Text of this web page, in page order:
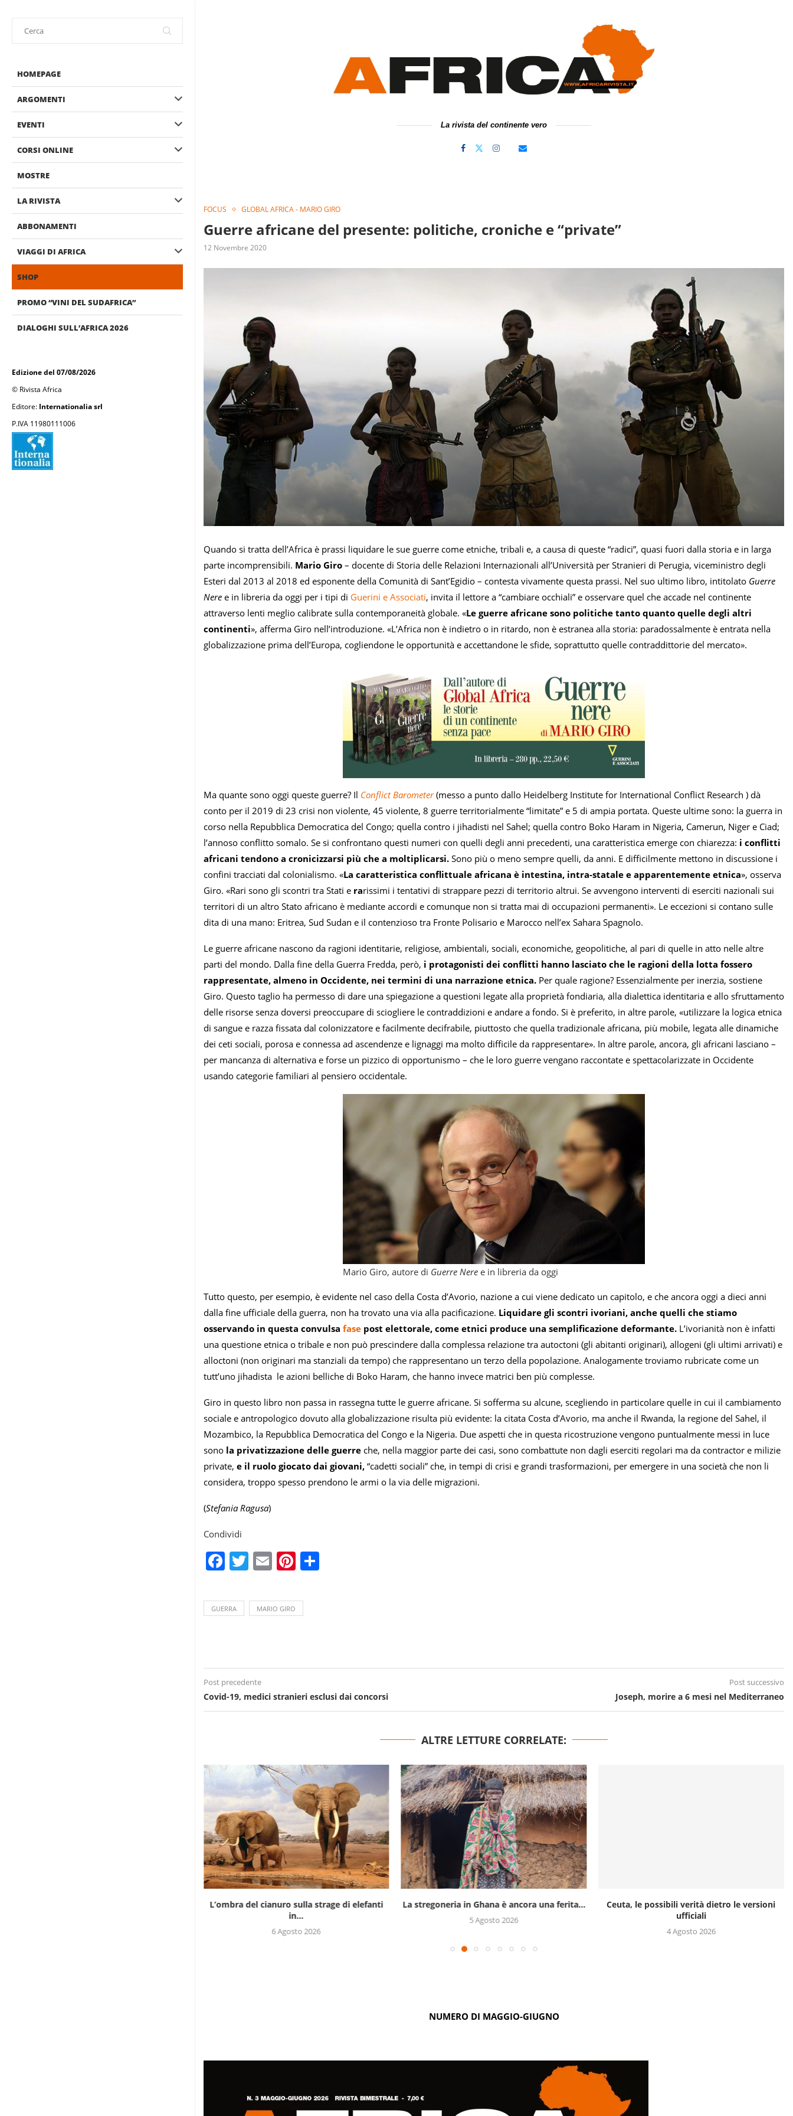
HOMEPAGE
ARGOMENTI
EVENTI
CORSI ONLINE
MOSTRE
LA RIVISTA
ABBONAMENTI
VIAGGI DI AFRICA
SHOP
PROMO “VINI DEL SUDAFRICA”
DIALOGHI SULL’AFRICA 2026
Edizione del 07/08/2026
© Rivista Africa
Editore: Internationalia srl
P.IVA 11980111006
La rivista del continente vero
FOCUS GLOBAL AFRICA - MARIO GIRO
Guerre africane del presente: politiche, croniche e “private”
12 Novembre 2020
Quando si tratta dell’Africa è prassi liquidare le sue guerre come etniche, tribali e, a causa di queste “radici”, quasi fuori dalla storia e in larga
parte incomprensibili. Mario Giro – docente di Storia delle Relazioni Internazionali all’Università per Stranieri di Perugia, viceministro degli
Esteri dal 2013 al 2018 ed esponente della Comunità di Sant’Egidio – contesta vivamente questa prassi. Nel suo ultimo libro, intitolato Guerre
Nere e in libreria da oggi per i tipi di Guerini e Associati, invita il lettore a “cambiare occhiali” e osservare quel che accade nel continente
attraverso lenti meglio calibrate sulla contemporaneità globale. «Le guerre africane sono politiche tanto quanto quelle degli altri
continenti», afferma Giro nell’introduzione. «L’Africa non è indietro o in ritardo, non è estranea alla storia: paradossalmente è entrata nella
globalizzazione prima dell’Europa, cogliendone le opportunità e accettandone le sfide, soprattutto quelle contraddittorie del mercato».
Ma quante sono oggi queste guerre? Il Conflict Barometer(messo a punto dallo Heidelberg Institute for International Conflict Research ) dà
conto per il 2019 di 23 crisi non violente, 45 violente, 8 guerre territorialmente “limitate” e 5 di ampia portata. Queste ultime sono: la guerra in
corso nella Repubblica Democratica del Congo; quella contro i jihadisti nel Sahel; quella contro Boko Haram in Nigeria, Camerun, Niger e Ciad;
l’annoso conflitto somalo. Se si confrontano questi numeri con quelli degli anni precedenti, una caratteristica emerge con chiarezza: i conflitti
africani tendono a cronicizzarsi più che a moltiplicarsi. Sono più o meno sempre quelli, da anni. E difficilmente mettono in discussione i
confini tracciati dal colonialismo. «La caratteristica conflittuale africana è intestina, intra-statale e apparentemente etnica», osserva
Giro. «Rari sono gli scontri tra Stati e rarissimi i tentativi di strappare pezzi di territorio altrui. Se avvengono interventi di eserciti nazionali sui
territori di un altro Stato africano è mediante accordi e comunque non si tratta mai di occupazioni permanenti». Le eccezioni si contano sulle
dita di una mano: Eritrea, Sud Sudan e il contenzioso tra Fronte Polisario e Marocco nell’ex Sahara Spagnolo.
Le guerre africane nascono da ragioni identitarie, religiose, ambientali, sociali, economiche, geopolitiche, al pari di quelle in atto nelle altre
parti del mondo. Dalla fine della Guerra Fredda, però, i protagonisti dei conflitti hanno lasciato che le ragioni della lotta fossero
rappresentate, almeno in Occidente, nei termini di una narrazione etnica. Per quale ragione? Essenzialmente per inerzia, sostiene
Giro. Questo taglio ha permesso di dare una spiegazione a questioni legate alla proprietà fondiaria, alla dialettica identitaria e allo sfruttamento
delle risorse senza doversi preoccupare di sciogliere le contraddizioni e andare a fondo. Si è preferito, in altre parole, «utilizzare la logica etnica
di sangue e razza fissata dal colonizzatore e facilmente decifrabile, piuttosto che quella tradizionale africana, più mobile, legata alle dinamiche
dei ceti sociali, porosa e connessa ad ascendenze e lignaggi ma molto difficile da rappresentare». In altre parole, ancora, gli africani lasciano –
per mancanza di alternativa e forse un pizzico di opportunismo – che le loro guerre vengano raccontate e spettacolarizzate in Occidente
usando categorie familiari al pensiero occidentale.
Mario Giro, autore di Guerre Nere e in libreria da oggi
Tutto questo, per esempio, è evidente nel caso della Costa d’Avorio, nazione a cui viene dedicato un capitolo, e che ancora oggi a dieci anni
dalla fine ufficiale della guerra, non ha trovato una via alla pacificazione. Liquidare gli scontri ivoriani, anche quelli che stiamo
osservando in questa convulsa fase post elettorale, come etnici produce una semplificazione deformante. L’ivorianità non è infatti
una questione etnica o tribale e non può prescindere dalla complessa relazione tra autoctoni (gli abitanti originari), allogeni (gli ultimi arrivati) e
alloctoni (non originari ma stanziali da tempo) che rappresentano un terzo della popolazione. Analogamente troviamo rubricate come un
tutt’uno jihadista le azioni belliche di Boko Haram, che hanno invece matrici ben più complesse.
Giro in questo libro non passa in rassegna tutte le guerre africane. Si sofferma su alcune, scegliendo in particolare quelle in cui il cambiamento
sociale e antropologico dovuto alla globalizzazione risulta più evidente: la citata Costa d’Avorio, ma anche il Rwanda, la regione del Sahel, il
Mozambico, la Repubblica Democratica del Congo e la Nigeria. Due aspetti che in questa ricostruzione vengono puntualmente messi in luce
sono la privatizzazione delle guerre che, nella maggior parte dei casi, sono combattute non dagli eserciti regolari ma da contractor e milizie
private, e il ruolo giocato dai giovani, “cadetti sociali” che, in tempi di crisi e grandi trasformazioni, per emergere in una società che non li
considera, troppo spesso prendono le armi o la via delle migrazioni.
(Stefania Ragusa)
Condividi
Facebook
Twitter
EmailPinterest
GUERRA MARIO GIRO
Post precedente
Covid-19, medici stranieri esclusi dai concorsi
Post successivo
Joseph, morire a 6 mesi nel Mediterraneo
ALTRE LETTURE CORRELATE:
L’ombra del cianuro sulla strage di elefanti
in...
6 Agosto 2026
La stregoneria in Ghana è ancora una ferita...
5 Agosto 2026
Ceuta, le possibili verità dietro le versioni
ufficiali
4 Agosto 2026
NUMERO DI MAGGIO-GIUGNO